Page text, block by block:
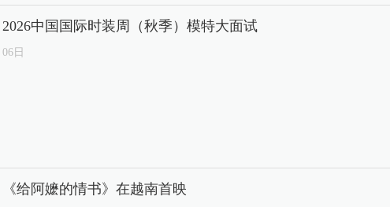
2026中国国际时装周（秋季）模特大面试
06日
《给阿嬷的情书》在越南首映